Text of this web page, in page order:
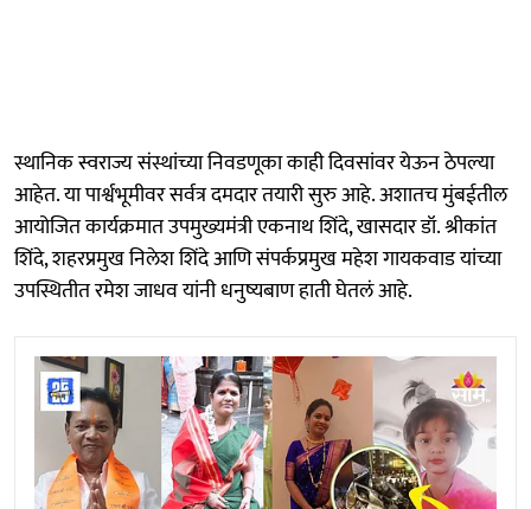
स्थानिक स्वराज्य संस्थांच्या निवडणूका काही दिवसांवर येऊन ठेपल्या
आहेत. या पार्श्वभूमीवर सर्वत्र दमदार तयारी सुरु आहे. अशातच मुंबईतील
आयोजित कार्यक्रमात उपमुख्यमंत्री एकनाथ शिंदे, खासदार डॉ. श्रीकांत
शिंदे, शहरप्रमुख निलेश शिंदे आणि संपर्कप्रमुख महेश गायकवाड यांच्या
उपस्थितीत रमेश जाधव यांनी धनुष्यबाण हाती घेतलं आहे.